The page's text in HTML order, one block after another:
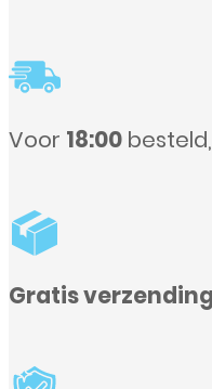
verstuurd